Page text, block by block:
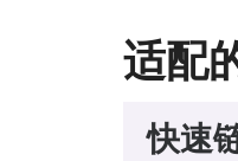
适配
快速